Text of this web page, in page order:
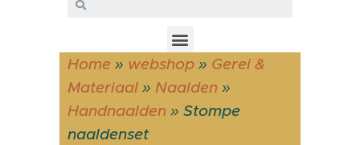
Home » webshop » Gerei &
Materiaal » Naalden »
Handnaalden » Stompe
naaldenset